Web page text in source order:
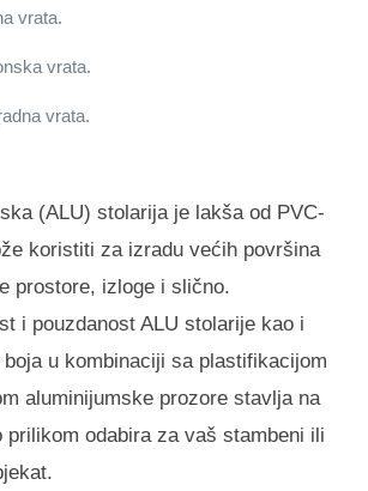
vrata.
vrata.
vrata.
(ALU) stolarija je lakša od PVC-
koristiti za izradu većih površina
prostore, izloge i slično.
i pouzdanost ALU stolarije kao i
u kombinaciji sa plastifikacijom
aluminijumske prozore stavlja na
prilikom odabira za vaš stambeni ili